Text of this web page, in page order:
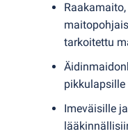
tarkoitettu
Imeväisille